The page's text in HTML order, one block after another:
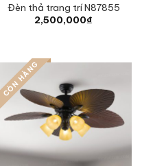
Đèn thả trang trí N87855
2,500,000₫
CÒN HÀNG